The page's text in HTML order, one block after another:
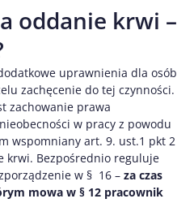
oddanie krwi –
uprawnienia dla osób
zachęcenie do tej czynności.
zachowanie prawa
w pracy z powodu
wspomniany art. 9. ust.1 pkt 2
krwi. Bezpośrednio reguluje
w § 16 – za czas
mowa w § 12 pracownik